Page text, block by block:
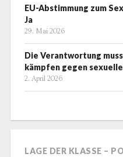
EU-Abstimmung zum
Ja
29. Mai 2026
Die Verantwortung
kämpfen gegen
2. April 2026
LAGE DER KLASSE –